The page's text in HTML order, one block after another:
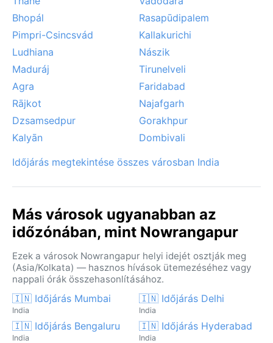
Bhopál
Rasapūdipalem
Pimpri-Csincsvád
Kallakurichi
Ludhiana
Nászik
Maduráj
Tirunelveli
Agra
Faridabad
Rājkot
Najafgarh
Dzsamsedpur
Gorakhpur
Kalyān
Dombivali
Időjárás megtekintése összes városban India
Más városok ugyanabban az
időzónában, mint Nowrangapur
Ezek a városok Nowrangapur helyi idejét osztják meg
(Asia/Kolkata) — hasznos hívások ütemezéséhez vagy
nappali órák összehasonlításához.
🇮🇳 Időjárás Mumbai
India
🇮🇳 Időjárás Delhi
India
🇮🇳 Időjárás Bengaluru
India
🇮🇳 Időjárás Hyderabad
India